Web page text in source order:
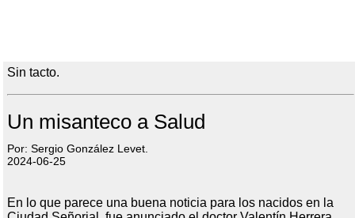
Sin tacto.
Un misanteco a Salud
Por: Sergio González Levet.
2024-06-25
En lo que parece una buena noticia para los nacidos en la